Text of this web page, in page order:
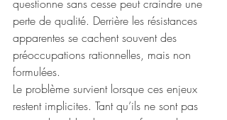
questionne sans cesse peut craindre une
perte de qualité. Derrière les résistances
apparentes se cachent souvent des
préoccupations rationnelles, mais non
formulées.
Le problème survient lorsque ces enjeux
restent implicites. Tant qu’ils ne sont pas